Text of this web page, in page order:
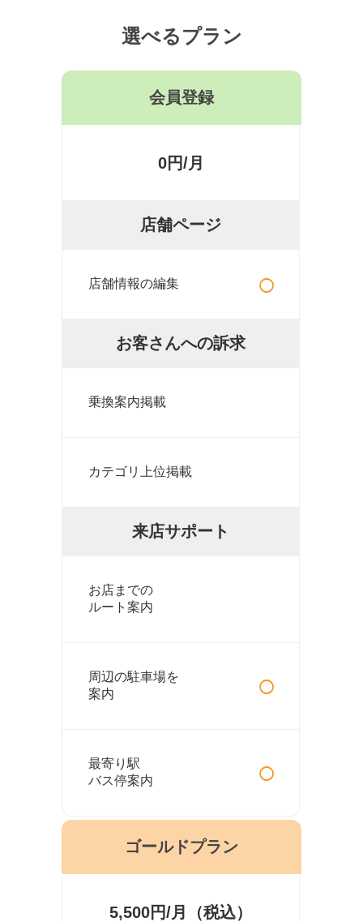
選べるプラン
会員登録
0円/月
店舗ページ
店舗情報の編集 ○
お客さんへの訴求
乗換案内掲載
カテゴリ上位掲載
来店サポート
お店までの
ルート案内
周辺の駐車場を
案内
○
最寄り駅
バス停案内
○
ゴールドプラン
5,500円/月（税込）